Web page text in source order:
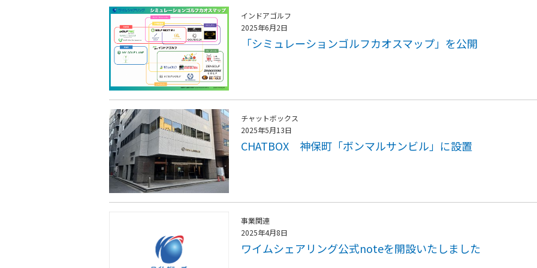
インドアゴルフ
2025年6月2日
「シミュレーションゴルフカオスマップ」を公開
チャットボックス
2025年5月13日
CHATBOX 神保町「ボンマルサンビル」に設置
事業関連
2025年4月8日
ワイムシェアリング公式noteを開設いたしました